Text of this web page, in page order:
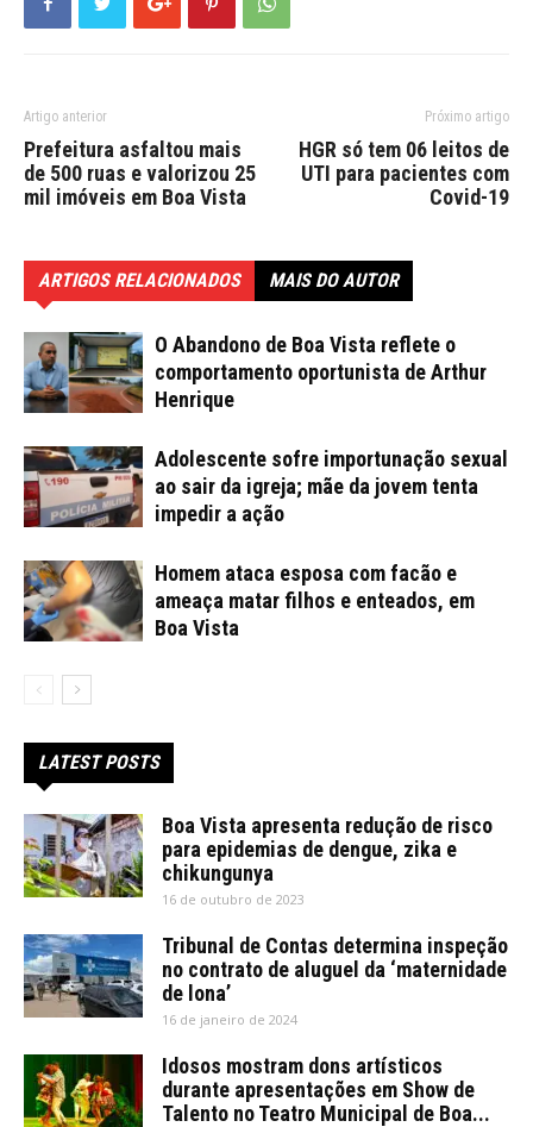
Artigo anterior
Prefeitura asfaltou mais
de 500 ruas e valorizou 25
mil imóveis em Boa Vista
Próximo artigo
HGR só tem 06 leitos de
UTI para pacientes com
Covid-19
ARTIGOS RELACIONADOS MAIS DO AUTOR
O Abandono de Boa Vista reflete o
comportamento oportunista de Arthur
Henrique
Adolescente sofre importunação sexual
ao sair da igreja; mãe da jovem tenta
impedir a ação
Homem ataca esposa com facão e
ameaça matar filhos e enteados, em
Boa Vista
LATEST POSTS
Boa Vista apresenta redução de risco
para epidemias de dengue, zika e
chikungunya
16 de outubro de 2023
Tribunal de Contas determina inspeção
no contrato de aluguel da ‘maternidade
de lona’
16 de janeiro de 2024
Idosos mostram dons artísticos
durante apresentações em Show de
Talento no Teatro Municipal de Boa...